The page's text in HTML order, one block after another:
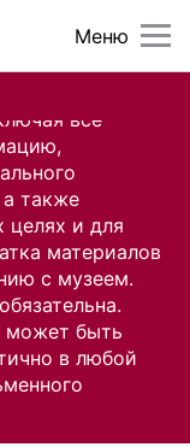
все
а также
целях и для
материалов
с музеем.
может быть
в любой
Меню